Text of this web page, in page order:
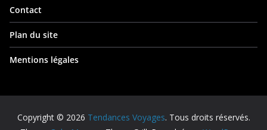
Contact
Plan du site
Mentions légales
Copyright © 2026 Tendances Voyages. Tous droits réservés.